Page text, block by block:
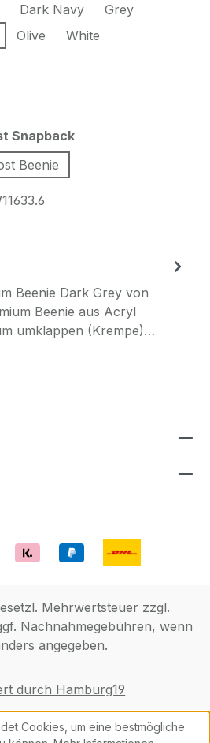
Dark Navy
Grey
Olive White
Snapbackauswählen
Beenie
Beenie Dark Grey von
Beenie aus Acryl
umklappen (Krempe)…
Mehrwertsteuer zzgl.
Nachnahmegebühren, wenn
angegeben.
durch Hamburg19
Cookies, um eine bestmögliche